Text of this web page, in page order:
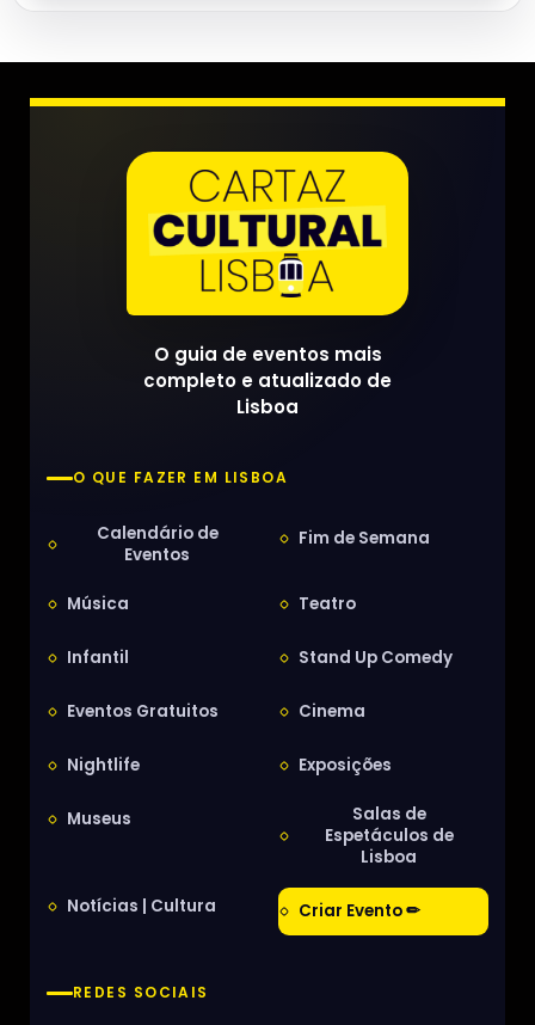
O guia de eventos mais
completo e atualizado de
Lisboa
O QUE FAZER EM LISBOA
Calendário de
Eventos
Fim de Semana
Música Teatro
Infantil Stand Up Comedy
Eventos Gratuitos Cinema
Nightlife Exposições
Museus
Salas de
Espetáculos de
Lisboa
Notícias | Cultura Criar Evento ✏
REDES SOCIAIS